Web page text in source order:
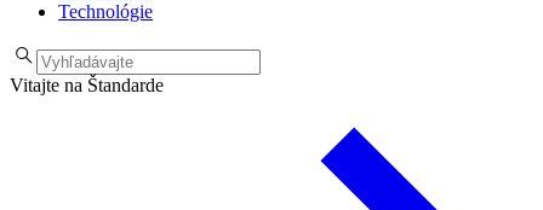
Technológie
Vitajte na Štandarde